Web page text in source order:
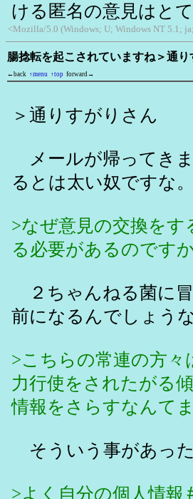
ける匿名の意見はと
<Mozilla/5.0 (Windows; U; Windows NT 5.1;
腸捻転を起こされていますね＞通り
←back ↑menu ↑top forward→
＞通りすがりさん
メールが帰ってき
るとは太い奴ですな。
>なぜ意見の交換を
る必要があるのです
２ちゃんねる菌に
前になるんでしょうな
>こちらの常連の方
力行使をされたがる
情報をさらすなんて
そういう事があっ
>よく自分の個人情